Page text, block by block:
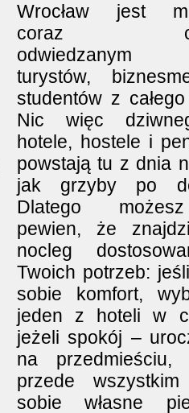
Wrocław jest
coraz
odwiedzanym
turystów,
studentów z
Nic więc
hotele, hostele i
powstają tu z dnia
jak grzyby po
Dlatego
pewien, że
nocleg
Twoich potrzeb:
sobie komfort,
jeden z hoteli w
jeżeli spokój –
na
przede
sobie własne